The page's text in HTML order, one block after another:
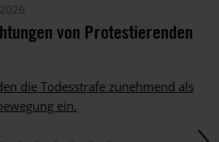
von Protestierenden
die Todesstrafe zunehmend als
ein.